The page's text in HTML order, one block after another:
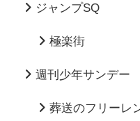
ジャンプSQ
極楽街
週刊少年サンデー
葬送のフリーレ